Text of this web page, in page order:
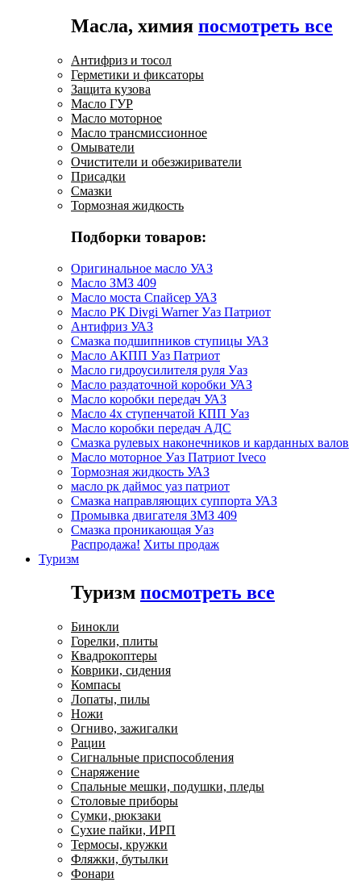
Масла, химия посмотреть все
Антифриз и тосол
Герметики и фиксаторы
Защита кузова
Масло ГУР
Масло моторное
Масло трансмиссионное
Омыватели
Очистители и обезжириватели
Присадки
Смазки
Тормозная жидкость
Подборки товаров:
Оригинальное масло УАЗ
Масло ЗМЗ 409
Масло моста Спайсер УАЗ
Масло РК Divgi Warner Уаз Патриот
Антифриз УАЗ
Смазка подшипников ступицы УАЗ
Масло АКПП Уаз Патриот
Масло гидроусилителя руля Уаз
Масло раздаточной коробки УАЗ
Масло коробки передач УАЗ
Масло 4х ступенчатой КПП Уаз
Масло коробки передач АДС
Смазка рулевых наконечников и карданных валов
Масло моторное Уаз Патриот Iveco
Тормозная жидкость УАЗ
масло рк даймос уаз патриот
Смазка направляющих суппорта УАЗ
Промывка двигателя ЗМЗ 409
Смазка проникающая Уаз
Распродажа! Хиты продаж
Туризм
Туризм посмотреть все
Бинокли
Горелки, плиты
Квадрокоптеры
Коврики, сидения
Компасы
Лопаты, пилы
Ножи
Огниво, зажигалки
Рации
Сигнальные приспособления
Снаряжение
Спальные мешки, подушки, пледы
Столовые приборы
Сумки, рюкзаки
Сухие пайки, ИРП
Термосы, кружки
Фляжки, бутылки
Фонари